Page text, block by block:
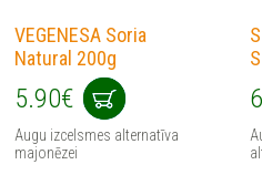
VEGENESA Soria
Natural 200g
5.90€
Augu izcelsmes alternatīva
majonēzei